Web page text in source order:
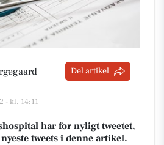
Del artikel
- kl. 14:11
har for nyligt tweetet,
tweets i denne artikel.